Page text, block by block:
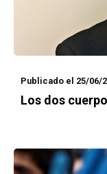
Publicado el 25/06/
Los dos